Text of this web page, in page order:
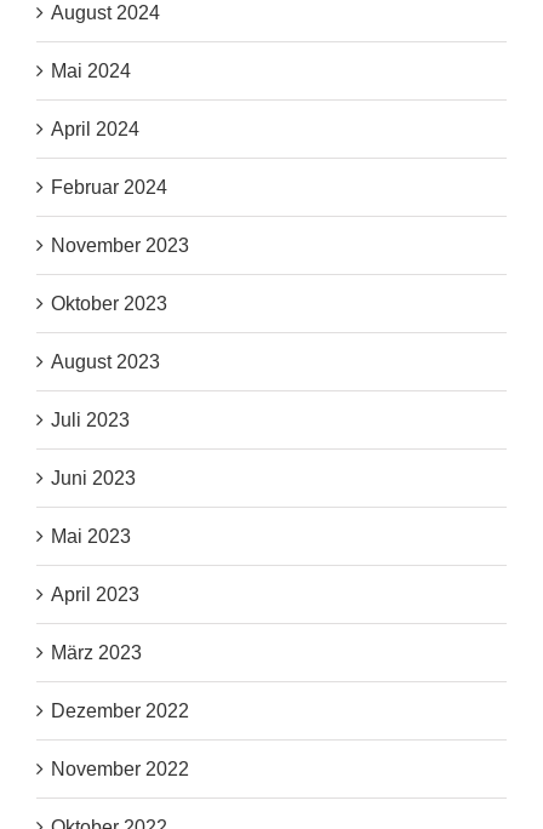
August 2024
Mai 2024
April 2024
Februar 2024
November 2023
Oktober 2023
August 2023
Juli 2023
Juni 2023
Mai 2023
April 2023
März 2023
Dezember 2022
November 2022